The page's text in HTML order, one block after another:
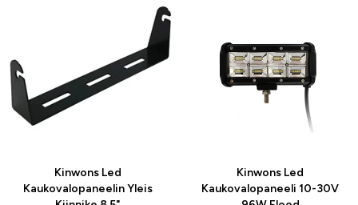
Kinwons Led
Kaukovalopaneelin Yleis
Kinwons Led
Kaukovalopaneeli 10-30V